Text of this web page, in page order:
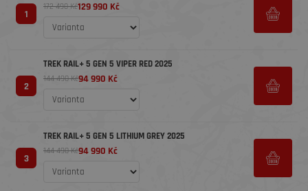
1
172 490 Kč129 990 Kč
2
TREK RAIL+ 5 GEN 5 VIPER RED 2025
144 490 Kč94 990 Kč
3
TREK RAIL+ 5 GEN 5 LITHIUM GREY 2025
144 490 Kč94 990 Kč